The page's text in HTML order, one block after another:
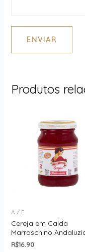
ENVIAR
Produtos
A / E
Cereja em Calda
Marraschino
R$16.90